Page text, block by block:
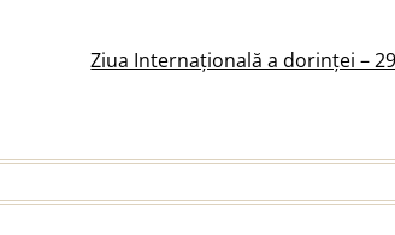
Ziua Internațională a dorinței –